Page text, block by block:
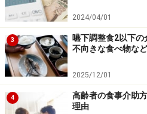
25.2％ 。つまり4人に１人の
て通っていることに。「ヘル
えている利用者も多い」「社
声もよく聞かれます。
2024/04/01
3
嚥下調整食2以下
不向きな食べ物など
2025/12/01
4
高齢者の食事介助
理由